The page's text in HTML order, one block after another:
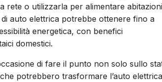
rete o utilizzarla per alimentare
auto elettrica potrebbe ottenere fino a
energetica, con benefici
domestici.
di fare il punto non solo sullo
potrebbero trasformare l’auto elettrica